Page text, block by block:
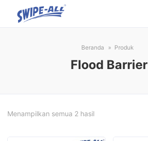
Beranda Produk
Flood Barrier
Menampilkan semua 2 hasil
yang